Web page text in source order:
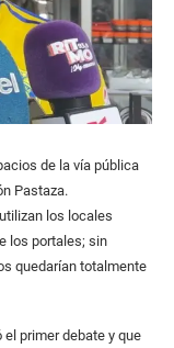
de la vía pública
Pastaza.
los locales
los portales; sin
quedarían totalmente
el primer debate y que